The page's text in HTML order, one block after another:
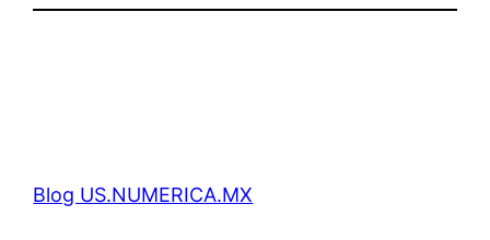
Blog US.NUMERICA.MX